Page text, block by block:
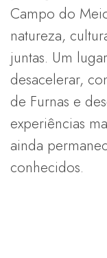
Campo do
natureza,
juntas. Um
desacelerar,
de Furnas e
experiências
ainda
conhecidos.